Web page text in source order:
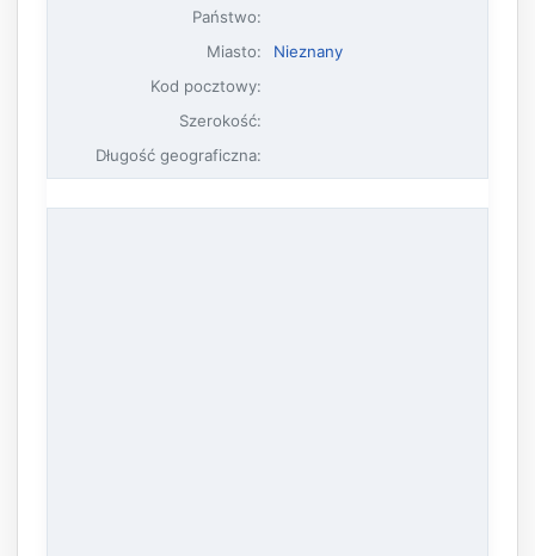
Państwo:
Miasto:
Nieznany
Kod pocztowy:
Szerokość:
Długość geograficzna: